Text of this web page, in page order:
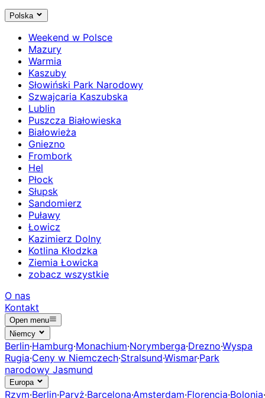
Polska
Weekend w Polsce
Mazury
Warmia
Kaszuby
Słowiński Park Narodowy
Szwajcaria Kaszubska
Lublin
Puszcza Białowieska
Białowieża
Gniezno
Frombork
Hel
Płock
Słupsk
Sandomierz
Puławy
Łowicz
Kazimierz Dolny
Kotlina Kłodzka
Ziemia Łowicka
zobacz wszystkie
O nas
Kontakt
Open menu
Niemcy
Berlin·Hamburg·Monachium·Norymberga·Drezno·Wyspa
Rugia·Ceny w Niemczech·Stralsund·Wismar·Park
narodowy Jasmund
Europa
Rzym·Berlin·Paryż·Barcelona·Amsterdam·Florencja·Bolonia·